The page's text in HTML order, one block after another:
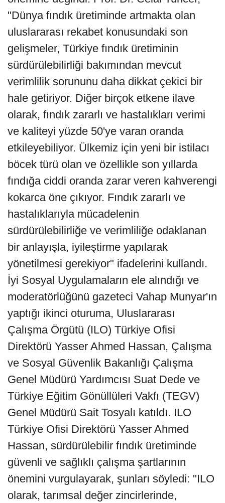
"Dünya fındık üretiminde artmakta olan
uluslararası rekabet konusundaki son
gelişmeler, Türkiye fındık üretiminin
sürdürülebilirliği bakımından mevcut
verimlilik sorununu daha dikkat çekici bir
hale getiriyor. Diğer birçok etkene ilave
olarak, fındık zararlı ve hastalıkları verimi
ve kaliteyi yüzde 50'ye varan oranda
etkileyebiliyor. Ülkemiz için yeni bir istilacı
böcek türü olan ve özellikle son yıllarda
fındığa ciddi oranda zarar veren kahverengi
kokarca öne çıkıyor. Fındık zararlı ve
hastalıklarıyla mücadelenin
sürdürülebilirliğe ve verimliliğe odaklanan
bir anlayışla, iyileştirme yapılarak
yönetilmesi gerekiyor" ifadelerini kullandı.
İyi Sosyal Uygulamaların ele alındığı ve
moderatörlüğünü gazeteci Vahap Munyar'ın
yaptığı ikinci oturuma, Uluslararası
Çalışma Örgütü (ILO) Türkiye Ofisi
Direktörü Yasser Ahmed Hassan, Çalışma
ve Sosyal Güvenlik Bakanlığı Çalışma
Genel Müdürü Yardımcısı Suat Dede ve
Türkiye Eğitim Gönüllüleri Vakfı (TEGV)
Genel Müdürü Sait Tosyalı katıldı. ILO
Türkiye Ofisi Direktörü Yasser Ahmed
Hassan, sürdürülebilir fındık üretiminde
güvenli ve sağlıklı çalışma şartlarının
önemini vurgulayarak, şunları söyledi: "ILO
olarak, tarımsal değer zincirlerinde,